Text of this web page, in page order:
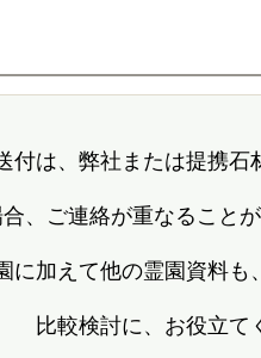
付は、弊社または提携石
、ご連絡が重なること
に加えて他の霊園資料も
比較検討に、お役立て